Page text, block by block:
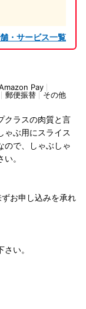
・サービス一覧
Pay
郵便振替 その他
クラスの肉質と言
ゃぶ用にスライス
ので、しゃぶしゃ
。
お申し込みを承れ
す。
い。